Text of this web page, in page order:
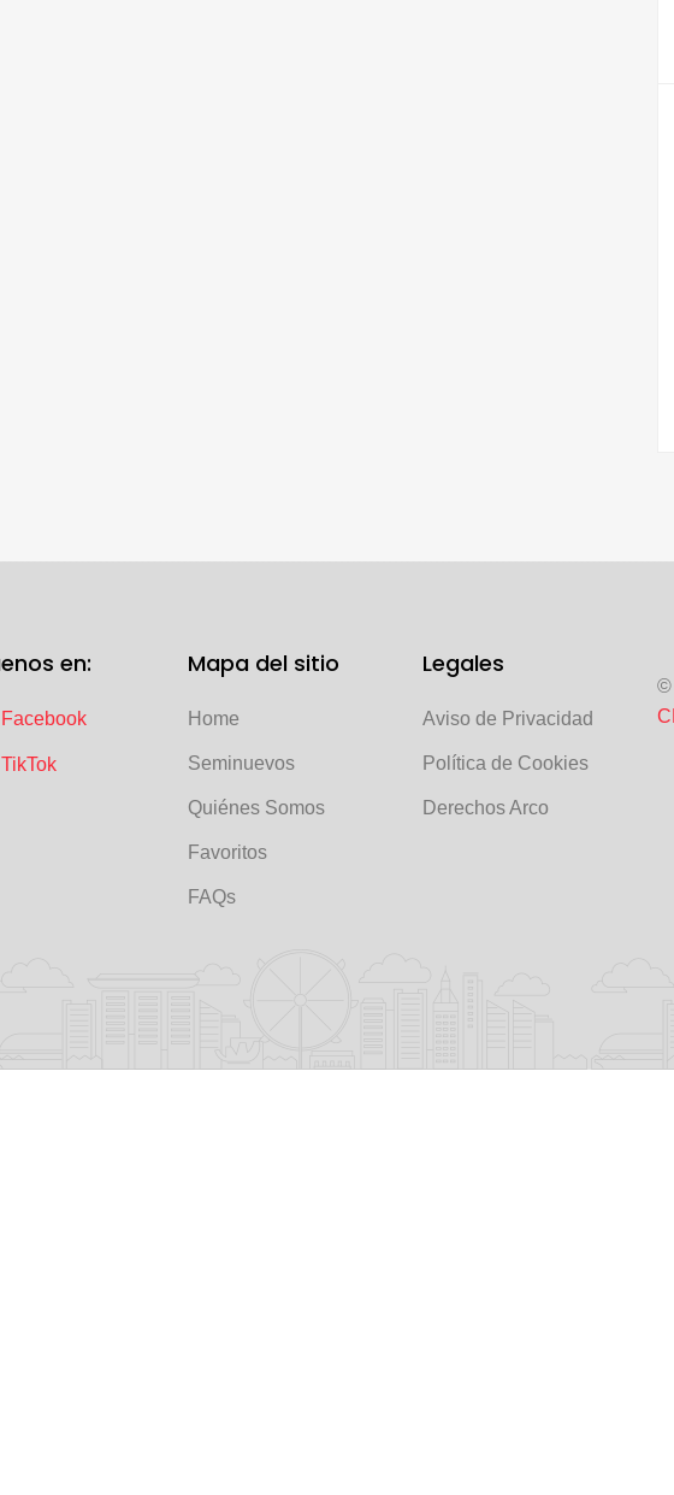
en:
Facebook
TikTok
Mapa del sitio
Home
Seminuevos
Quiénes Somos
Favoritos
FAQs
Legales
Aviso de Privacidad
Política de Cookies
Derechos Arco
©